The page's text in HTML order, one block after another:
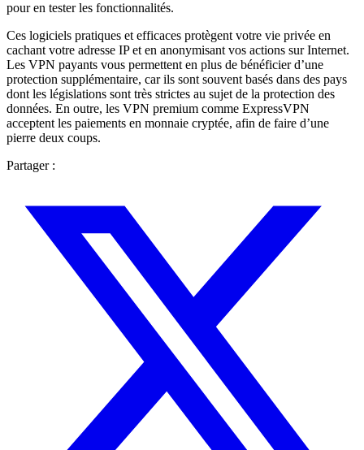
pour en tester les fonctionnalités.
Ces logiciels pratiques et efficaces protègent votre vie privée en
cachant votre adresse IP et en anonymisant vos actions sur Internet.
Les VPN payants vous permettent en plus de bénéficier d’une
protection supplémentaire, car ils sont souvent basés dans des pays
dont les législations sont très strictes au sujet de la protection des
données. En outre, les VPN premium comme ExpressVPN
acceptent les paiements en monnaie cryptée, afin de faire d’une
pierre deux coups.
Partager :